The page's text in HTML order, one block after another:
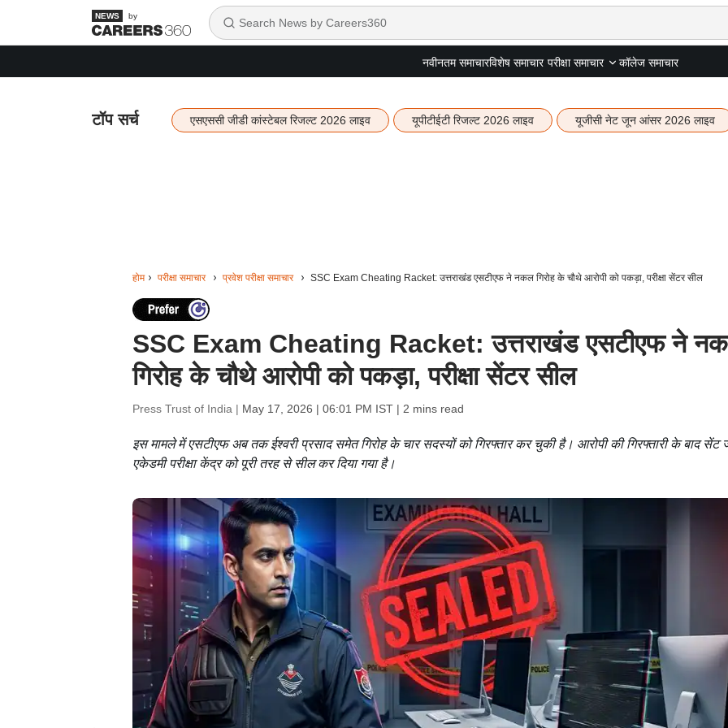
by
नवीनतम समाचारविशेष समाचार परीक्षा समाचार कॉलेज समाचार
टॉप सर्च एसएससी जीडी कांस्टेबल रिजल्ट 2026 लाइव यूपीटीईटी रिजल्ट 2026 लाइव यूजीसी नेट जून आंसर 2026 लाइव
होम परीक्षा समाचार प्रवेश परीक्षा समाचार SSC Exam Cheating Racket: उत्तराखंड एसटीएफ ने नकल गिरोह के चौथे आरोपी को पकड़ा, परीक्षा सेंटर सील
SSC Exam Cheating Racket: उत्तराखंड एसटीएफ ने
गिरोह के चौथे आरोपी को पकड़ा, परीक्षा सेंटर सील
Press Trust of India | May 17, 2026 | 06:01 PM IST| 2 mins read
इस मामले में एसटीएफ अब तक ईश्वरी प्रसाद समेत गिरोह के चार सदस्यों को गिरफ्तार कर चुकी है। आरोपी की गिरफ्तारी के बाद सेंट
एकेडमी परीक्षा केंद्र को पूरी तरह से सील कर दिया गया है।